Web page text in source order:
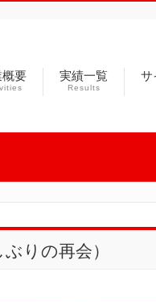
概要 実績一覧
Results
サ
りの再会）